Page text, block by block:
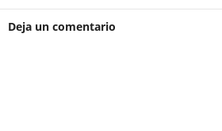
Deja un comentario